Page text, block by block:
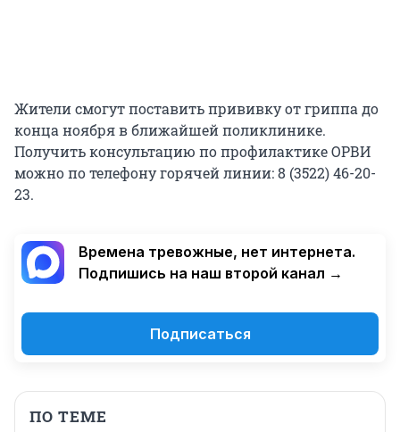
Жители смогут поставить прививку от гриппа до
конца ноября в ближайшей поликлинике.
Получить консультацию по профилактике ОРВИ
можно по телефону горячей линии: 8 (3522) 46-20-
23.
Времена тревожные, нет интернета.
Подпишись на наш второй канал →
Подписаться
ПО ТЕМЕ